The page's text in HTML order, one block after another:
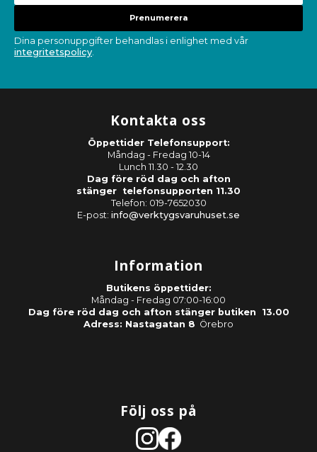
Prenumerera
Dina personuppgifter behandlas i enlighet med vår
integritetspolicy.
Kontakta oss
Öppettider Telefonsupport:
Måndag - Fredag 10-14
Lunch 11.30 - 12.30
Dag före röd dag och afton
stänger telefonsupporten 11.30
Telefon: 019-7652030
E-post: info@verktygsvaruhuset.se
Information
Butikens öppettider:
Måndag - Fredag 07:00-16:00
Dag före röd dag och afton stänger butiken 13.00
Adress: Nastagatan 8 Örebro
Följ oss på